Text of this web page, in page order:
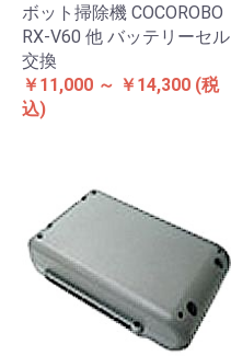
ボット掃除機 COCOROBO
RX-V60 他 バッテリーセル
交換
￥11,000 ～ ￥14,300 (税
込)